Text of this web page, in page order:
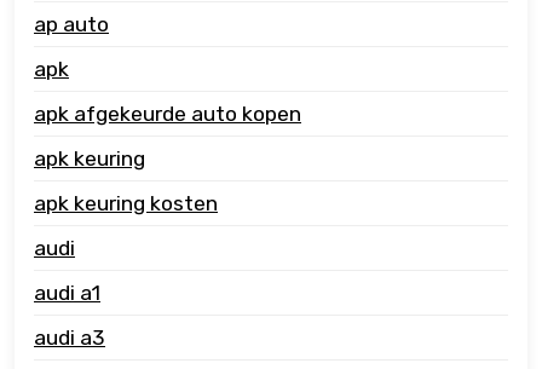
ap auto
apk
apk afgekeurde auto kopen
apk keuring
apk keuring kosten
audi
audi a1
audi a3